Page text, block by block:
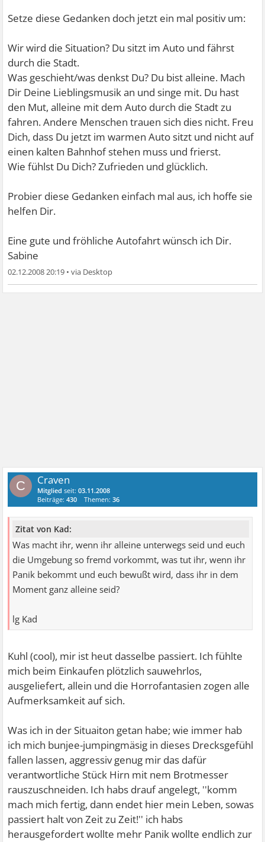
Setze diese Gedanken doch jetzt ein mal positiv um:
Wir wird die Situation? Du sitzt im Auto und fährst
durch die Stadt.
Was geschieht/was denkst Du? Du bist alleine. Mach
Dir Deine Lieblingsmusik an und singe mit. Du hast
den Mut, alleine mit dem Auto durch die Stadt zu
fahren. Andere Menschen trauen sich dies nicht. Freu
Dich, dass Du jetzt im warmen Auto sitzt und nicht auf
einen kalten Bahnhof stehen muss und frierst.
Wie fühlst Du Dich? Zufrieden und glücklich.
Probier diese Gedanken einfach mal aus, ich hoffe sie
helfen Dir.
Eine gute und fröhliche Autofahrt wünsch ich Dir.
Sabine
02.12.2008 20:19 •
C Craven
Mitglied seit:03.11.2008
Beiträge:430 Themen:36
Zitat von Kad:
Was macht ihr, wenn ihr alleine unterwegs seid und euch
die Umgebung so fremd vorkommt, was tut ihr, wenn ihr
Panik bekommt und euch bewußt wird, dass ihr in dem
Moment ganz alleine seid?
lg Kad
Kuhl (cool), mir ist heut dasselbe passiert. Ich fühlte
mich beim Einkaufen plötzlich sauwehrlos,
ausgeliefert, allein und die Horrofantasien zogen alle
Aufmerksamkeit auf sich.
Was ich in der Situaiton getan habe; wie immer hab
ich mich bunjee-jumpingmäsig in dieses Drecksgefühl
fallen lassen, aggressiv genug mir das dafür
verantwortliche Stück Hirn mit nem Brotmesser
rauszuschneiden. Ich habs drauf angelegt, ''komm
mach mich fertig, dann endet hier mein Leben, sowas
passiert halt von Zeit zu Zeit!'' ich habs
herausgefordert wollte mehr Panik wollte endlich zur